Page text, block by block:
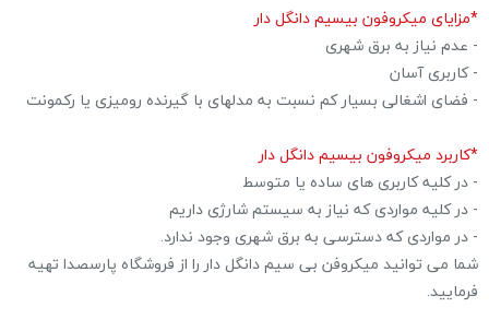
*مزایای میکروفون بیسیم دانگل دار
- عدم نیاز به برق شهری
- کاربری آسان
- فضای اشغالی بسیار کم نسبت به مدلهای با گیرنده رومیزی یا رکمونت
*کاربرد میکروفون بیسیم دانگل دار
- در کلیه کاربری های ساده یا متوسط
- در کلیه مواردی که نیاز به سیستم شارژی داریم
- در مواردی که دسترسی به برق شهری وجود ندارد.
شما می توانید میکروفن بی سیم دانگل دار را از فروشگاه پارسصدا تهیه
فرمایید.